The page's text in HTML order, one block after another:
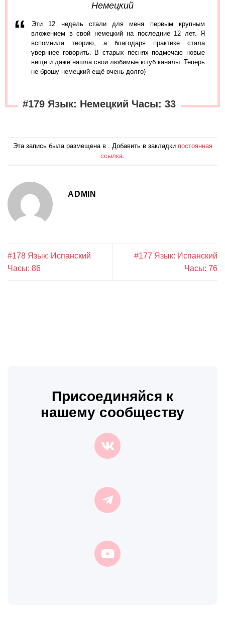
Немецкий
Эти 12 недель стали для меня первым крупным
вложением в свой немецкий на последние 12 лет. Я
вспомнила теорию, а благодаря практике стала
уверннее говорить. В старых песнях подмечаю новые
вещи и даже нашла свои любимые ютуб каналы. Теперь
не брошу немецкий ещё очень долго)
#179 Язык: Немецкий Часы: 33
Эта запись была размещена в . Добавить в закладки постоянная
ссылка
ADMIN
#178 Язык: Испанский
Часы: 86
#177 Язык: Испанский
Часы: 76
Присоединяйся к
нашему сообществу